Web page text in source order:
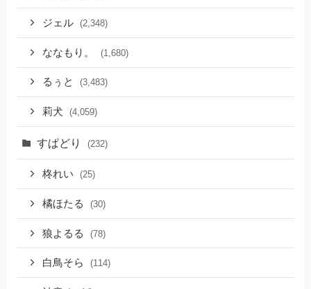
ジェル (2,348)
ななもり。 (1,680)
るぅと (3,483)
莉犬 (4,059)
すぱどり (232)
柊れい (25)
橘ほたる (30)
狼よるる (78)
白鳥そら (114)